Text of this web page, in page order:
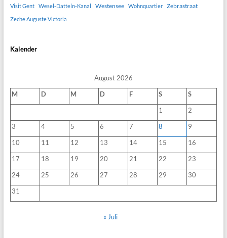
Visit Gent
Wesel-Datteln-Kanal Westensee Wohnquartier Zebrastraat
Zeche Auguste Victoria
Kalender
August 2026
M
D M D F S
S
1
2
3
4 5 6 7 8
9
10
11 12 13 14 15
16
17
18 19 20 21 22
23
24
25 26 27 28 29
30
31
« Juli